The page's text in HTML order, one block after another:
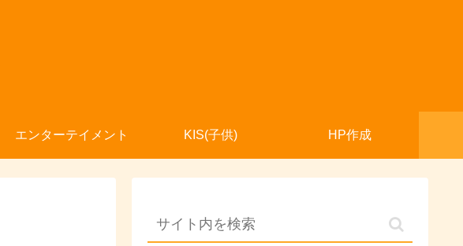
エンターテイメント KIS(子供) HP作成